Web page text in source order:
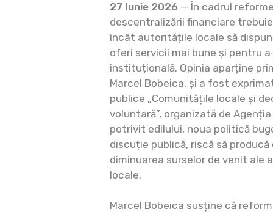
27 Iunie 2026 — În cadrul
descentralizării financiare
încât autoritățile locale să
oferi servicii mai bune și pentru
instituțională. Opinia aparține
Marcel Bobeica, și a fost
publice „Comunitățile locale și
voluntară”, organizată de Agenția
potrivit edilului, noua politică
discuție publică, riscă să
diminuarea surselor de venit ale
locale.
Marcel Bobeica susține că